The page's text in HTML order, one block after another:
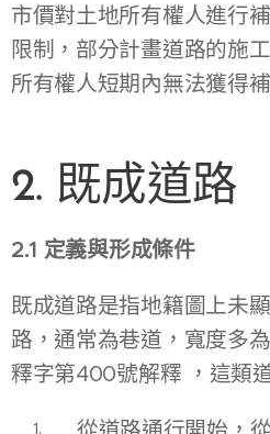
市價對土地所有權人進行
限制，部分計畫道路的施
所有權人短期內無法獲得補
2. 既成道路
2.1 定義與形成條件
既成道路是指地籍圖上未
路，通常為巷道，寬度多
釋字第400號解釋 ，這類